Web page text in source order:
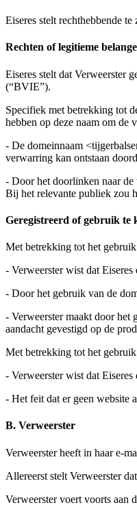
Eiseres stelt rechthebbende
Rechten of legitieme
Eiseres stelt dat Verweerster
(“BVIE”).
Specifiek met betrekking tot
hebben op deze naam om de
- De domeinnaam
verwarring kan ontstaan
- Door het doorlinken naar
Bij het relevante publiek zou
Geregistreerd of gebruik te
Met betrekking tot het
- Verweerster wist dat
- Door het gebruik van de
- Verweerster maakt door het
aandacht gevestigd op de
Met betrekking tot het
- Verweerster wist dat
- Het feit dat er geen website
B. Verweerster
Verweerster heeft in haar e-
Allereerst stelt Verweerster
Verweerster voert voorts aan